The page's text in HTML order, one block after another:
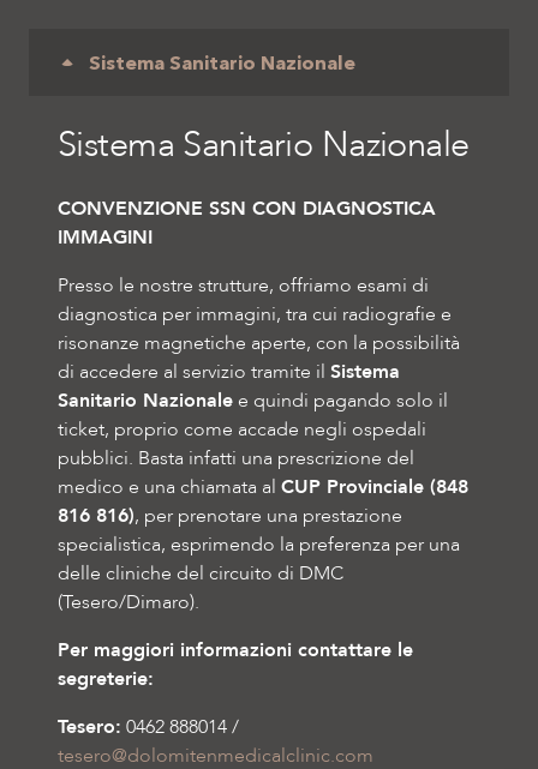
Sistema Sanitario Nazionale
Sistema Sanitario Nazionale
CONVENZIONE SSN CON DIAGNOSTICA
IMMAGINI
Presso le nostre strutture, offriamo esami di
diagnostica per immagini, tra cui radiografie e
risonanze magnetiche aperte, con la possibilità
di accedere al servizio tramite il Sistema
Sanitario Nazionale e quindi pagando solo il
ticket, proprio come accade negli ospedali
pubblici. Basta infatti una prescrizione del
medico e una chiamata al CUP Provinciale (848
816 816), per prenotare una prestazione
specialistica, esprimendo la preferenza per una
delle cliniche del circuito di DMC
(Tesero/Dimaro).
Per maggiori informazioni contattare le
segreterie:
Tesero: 0462 888014 /
tesero@dolomitenmedicalclinic.com